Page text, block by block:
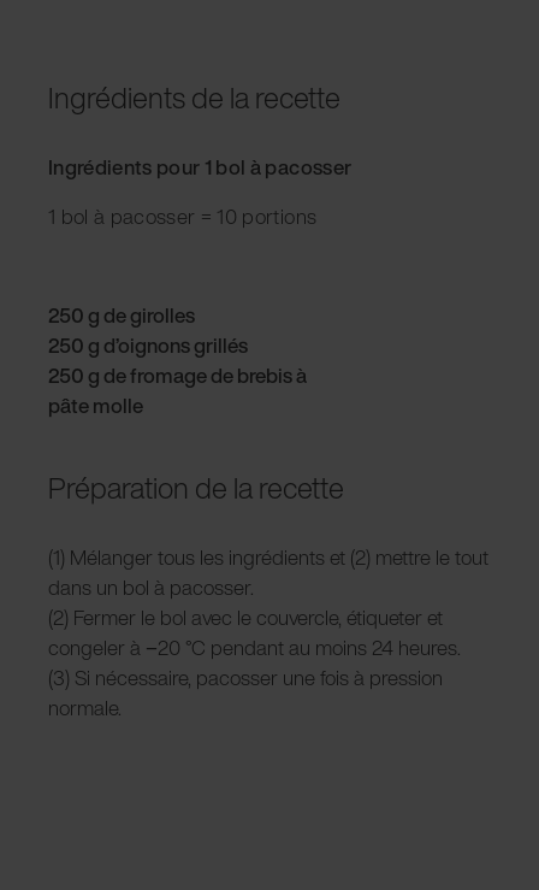
Ingrédients de la recette
Ingrédients pour 1 bol à pacosser
1 bol à pacosser = 10 portions
250 g de girolles
250 g d’oignons grillés
250 g de fromage de brebis à
pâte molle
Préparation de la recette
(1) Mélanger tous les ingrédients et (2) mettre le tout
dans un bol à pacosser.
(2) Fermer le bol avec le couvercle, étiqueter et
congeler à −20 °C pendant au moins 24 heures.
(3) Si nécessaire, pacosser une fois à pression
normale.